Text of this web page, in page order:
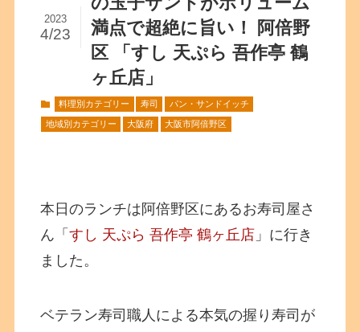
満点で超絶に旨い！ 阿倍野
区 「すし 天ぷら 吾作亭 鶴
ヶ丘店」
2023
4/23
料理別カテゴリー 寿司 パン・サンドイッチ
地域別カテゴリー 大阪府 大阪市阿倍野区
本日のランチは阿倍野区にあるお寿司屋さ
ん「すし 天ぷら 吾作亭 鶴ヶ丘店 」に行き
ました。
ベテラン寿司職人による本気の握り寿司が